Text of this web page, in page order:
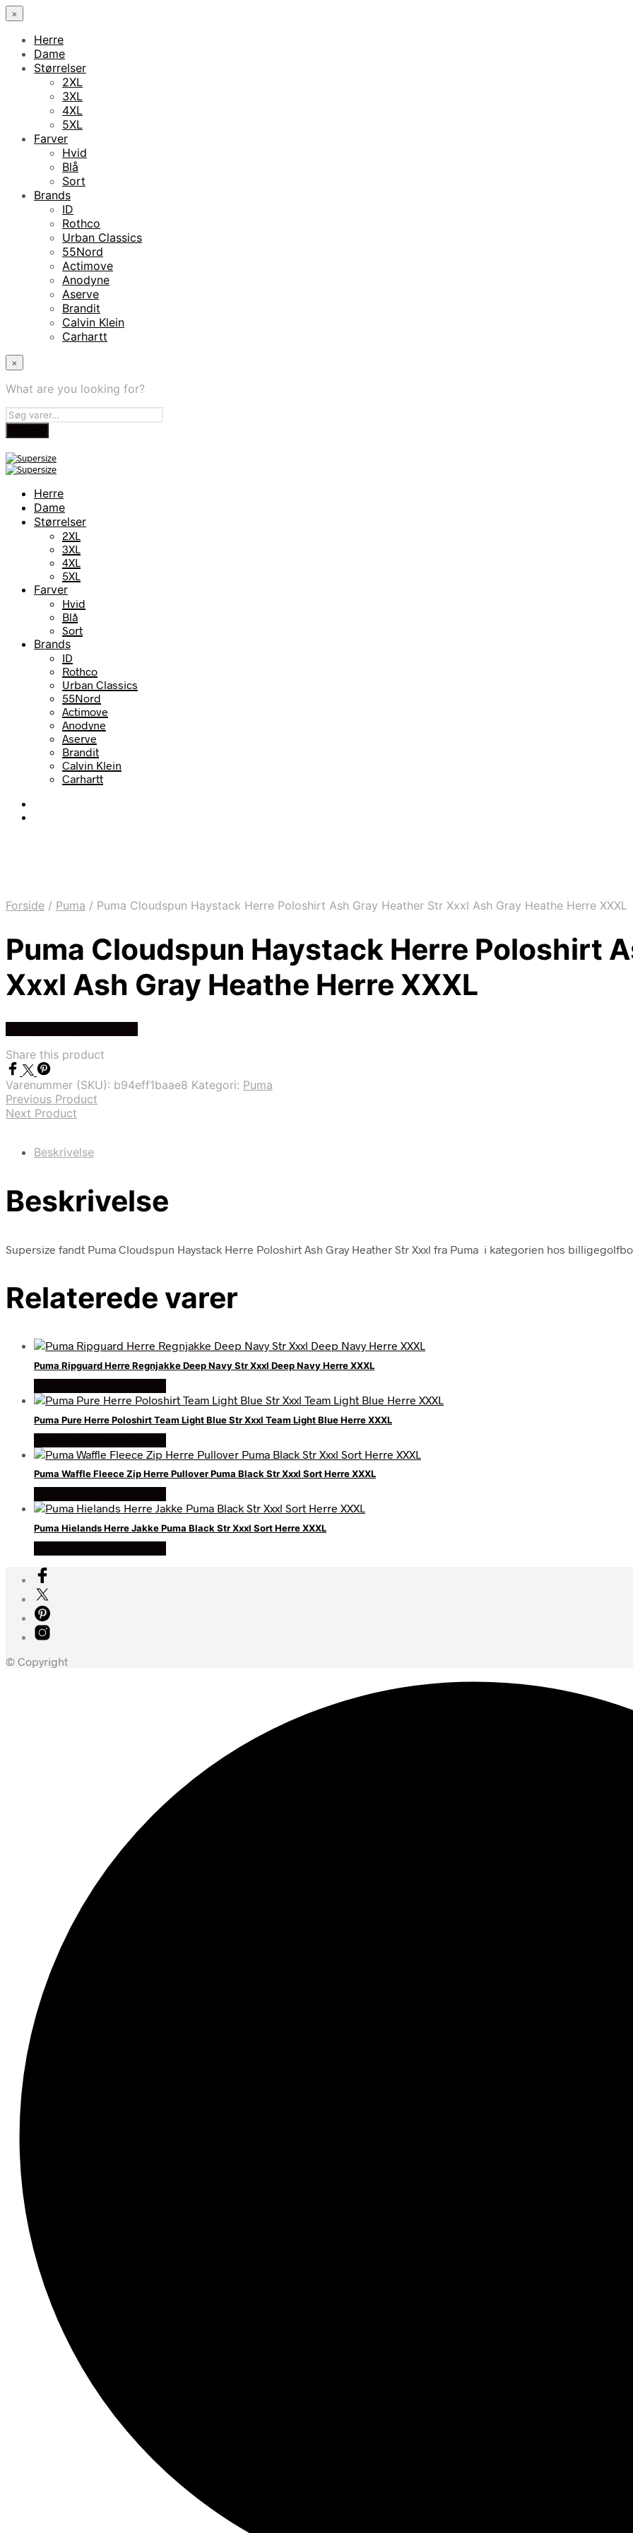
×
Herre
Dame
Størrelser
2XL
3XL
4XL
5XL
Farver
Hvid
Blå
Sort
Brands
ID
Rothco
Urban Classics
55Nord
Actimove
Anodyne
Aserve
Brandit
Calvin Klein
Carhartt
×
What are you looking for?
Herre
Dame
Størrelser
2XL
3XL
4XL
5XL
Farver
Hvid
Blå
Sort
Brands
ID
Rothco
Urban Classics
55Nord
Actimove
Anodyne
Aserve
Brandit
Calvin Klein
Carhartt
Forside / Puma / Puma Cloudspun Haystack Herre Poloshirt Ash Gray Heather Str Xxxl Ash Gray Heathe Herre XXXL
Puma Cloudspun Haystack Herre Poloshirt
Xxxl Ash Gray Heathe Herre XXXL
Share this product
Varenummer (SKU): b94eff1baae8 Kategori: Puma
Previous Product
Next Product
Beskrivelse
Beskrivelse
Supersize fandt Puma Cloudspun Haystack Herre Poloshirt Ash Gray Heather Str Xxxl fra Puma i kategorien hos
Relaterede varer
Puma Ripguard Herre Regnjakke Deep Navy Str Xxxl Deep Navy Herre XXXL
Puma Pure Herre Poloshirt Team Light Blue Str Xxxl Team Light Blue Herre XXXL
Puma Waffle Fleece Zip Herre Pullover Puma Black Str Xxxl Sort Herre XXXL
Puma Hielands Herre Jakke Puma Black Str Xxxl Sort Herre XXXL
© Copyright